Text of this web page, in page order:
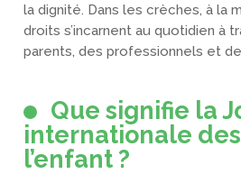
la dignité. Dans les crèches, à la
droits s’incarnent au quotidien à
parents, des professionnels et
Que signifie la
internationale
l’enfant ?